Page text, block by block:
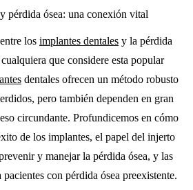
pérdida ósea: una conexión vital
los implantes dentales y la pérdida
que considere esta popular
dentales ofrecen un método robusto
pero también dependen en gran
circundante. Profundicemos en cómo
de los implantes, el papel del injerto
y manejar la pérdida ósea, y las
con pérdida ósea preexistente.